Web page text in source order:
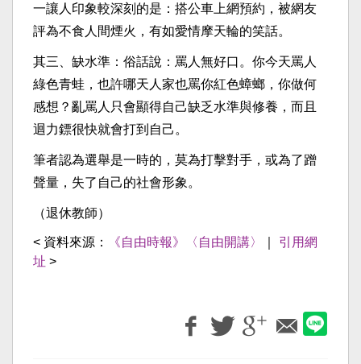
一讓人印象較深刻的是：搭公車上網預約，被網友
評為不食人間煙火，有如愛情摩天輪的笑話。
其三、缺水準：俗話說：罵人無好口。你今天罵人
綠色青蛙，也許哪天人家也罵你紅色蟑螂，你做何
感想？亂罵人只會顯得自己缺乏水準與修養，而且
迴力鏢很快就會打到自己。
筆者認為選舉是一時的，莫為打擊對手，或為了蹭
聲量，失了自己的社會形象。
（退休教師）
< 資料來源： 《自由時報》〈自由開講〉
引用網
址 >